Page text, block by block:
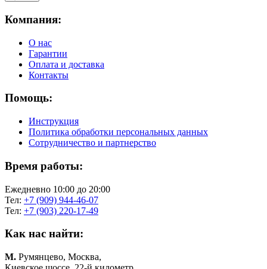
Компания:
О нас
Гарантии
Оплата и доставка
Контакты
Помощь:
Инструкция
Политика обработки персональных данных
Сотрудничество и партнерство
Время работы:
Ежедневно 10:00 до 20:00
Тел: +7 (909) 944-46-07
Тел: +7 (903) 220-17-49
Как нас найти:
М. Румянцево, Москва,